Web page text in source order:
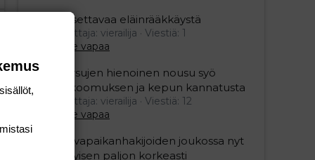
Oksettavaa eläinrääkkäystä
Aloittaja: vierailija
Viestiä: 1
Aihe vapaa
Persujen hienoinen nousu syö
kokoomuksen ja kepun kannatusta
Aloittaja: vierailija
Viestiä: 12
Aihe vapaa
Turvapaikanhakijoiden joukossa nyt
erityisen paljon korkeasti